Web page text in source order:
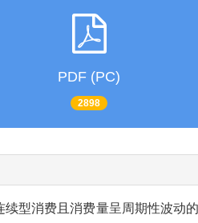
PDF (PC)
2898
续型消费且消费量呈周期性波动